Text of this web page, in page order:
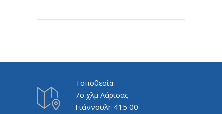
Τοποθεσία
7ο χλμ Λάρισας
Γιάννουλη 415 00